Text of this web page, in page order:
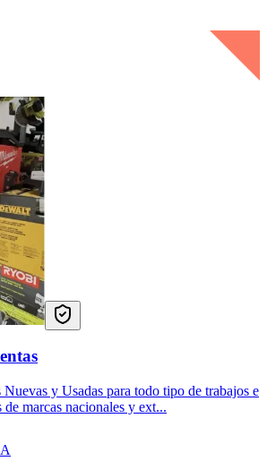
y Usadas para todo tipo de trabajos e
marcas nacionales y ext...